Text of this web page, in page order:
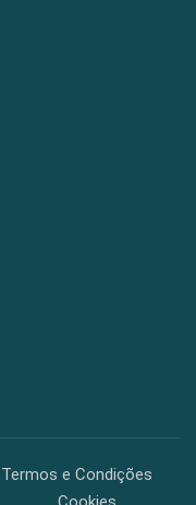
Termos e Condições